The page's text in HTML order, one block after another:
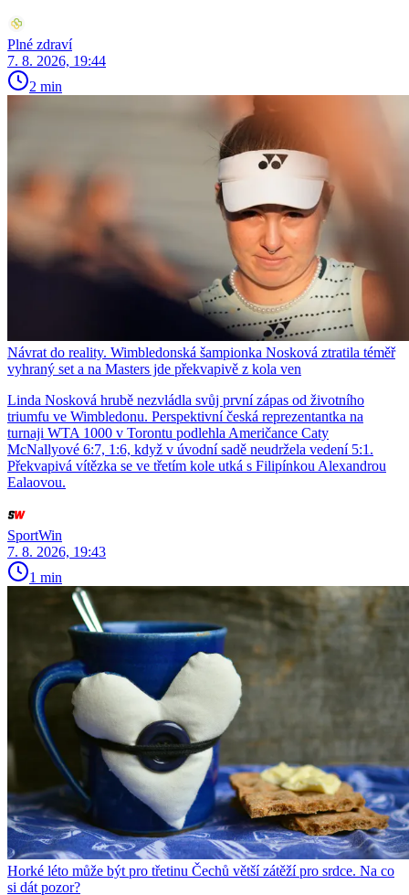
Plné zdraví
7. 8. 2026, 19:44
2 min
Návrat do reality. Wimbledonská šampionka Nosková ztratila téměř
vyhraný set a na Masters jde překvapivě z kola ven
Linda Nosková hrubě nezvládla svůj první zápas od životního
triumfu ve Wimbledonu. Perspektivní česká reprezentantka na
turnaji WTA 1000 v Torontu podlehla Američance Caty
McNallyové 6:7, 1:6, když v úvodní sadě neudržela vedení 5:1.
Překvapivá vítězka se ve třetím kole utká s Filipínkou Alexandrou
Ealaovou.
SportWin
7. 8. 2026, 19:43
1 min
Horké léto může být pro třetinu Čechů větší zátěží pro srdce. Na co
si dát pozor?